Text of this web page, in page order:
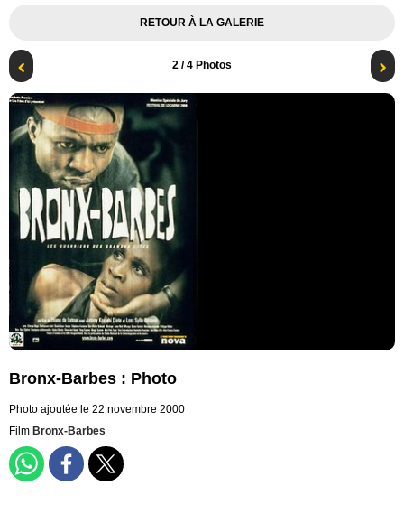
RETOUR À LA GALERIE
2 / 4 Photos
Bronx-Barbes : Photo
Photo ajoutée le 22 novembre 2000
Film Bronx-Barbes